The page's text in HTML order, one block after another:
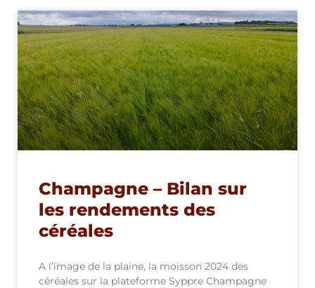
Champagne – Bilan sur
les rendements des
céréales
A l’image de la plaine, la moisson 2024 des
céréales sur la plateforme Syppre Champagne